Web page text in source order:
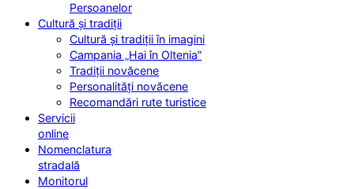
Persoanelor
Cultură și tradiții
Cultură și tradiții în imagini
Campania „Hai în Oltenia”
Tradiții novăcene
Personalități novăcene
Recomandări rute turistice
Servicii
online
Nomenclatura
stradală
Monitorul